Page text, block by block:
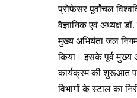
प्रोफेसर पूर्वांचल
वैज्ञानिक एवं अध्यक्ष
मुख्य अभियंता जल
किया। इसके पूर्व मुख्य
कार्यक्रम की शुरूआत
विभागों के स्टाल का